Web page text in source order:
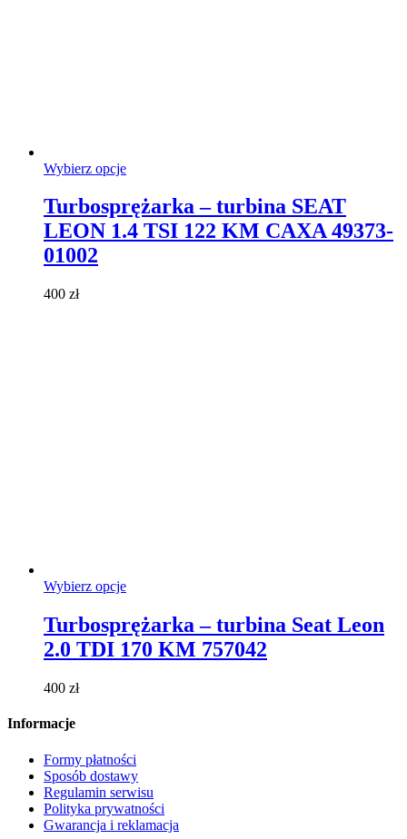
Wybierz opcjeTen
ma
wiele
wariantów.
Turbosprężarka – turbina SEAT
LEON 1.4 TSI 122 KM CAXA 49373-
01002
400 zł
Wybierz opcjeTen
wiele
wariantów.
Turbosprężarka – turbina Seat Leon
2.0 TDI 170 KM 757042
400 zł
Informacje
Formy płatności
Sposób dostawy
Regulamin serwisu
Polityka prywatności
Gwarancja i reklamacja